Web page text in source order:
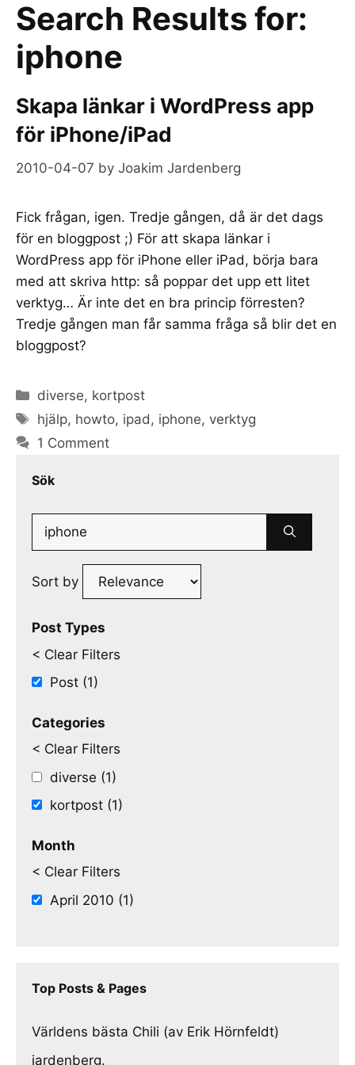
Search Results for:
iphone
Skapa länkar i WordPress app
för iPhone/iPad
2010-04-07 by Joakim Jardenberg
Fick frågan, igen. Tredje gången, då är det dags
för en bloggpost ;) För att skapa länkar i
WordPress app för iPhone eller iPad, börja bara
med att skriva http: så poppar det upp ett litet
verktyg… Är inte det en bra princip förresten?
Tredje gången man får samma fråga så blir det en
bloggpost?
Categories
diverse, kortpost
Tags
hjälp, howto, ipad , iphone,verktyg
1 Comment
Sök
Search
for:
Sort by
Post Types
< Clear Filters
Post (1)
Categories
< Clear Filters
diverse (1)
kortpost (1)
Month
< Clear Filters
April 2010 (1)
Top Posts & Pages
Världens bästa Chili (av Erik Hörnfeldt)
jardenberg.